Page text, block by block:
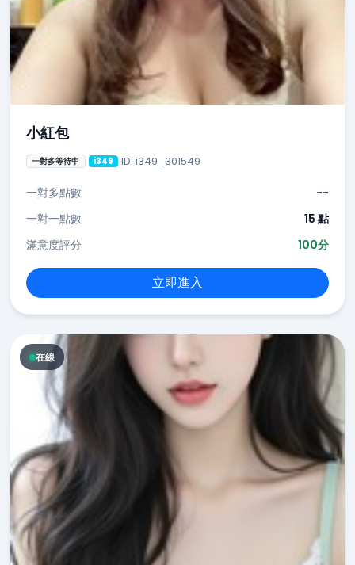
小紅包
一對多等待中 i349 ID: i349_301549
一對多點數
--
一對一點數
15 點
滿意度評分
100分
立即進入
在線